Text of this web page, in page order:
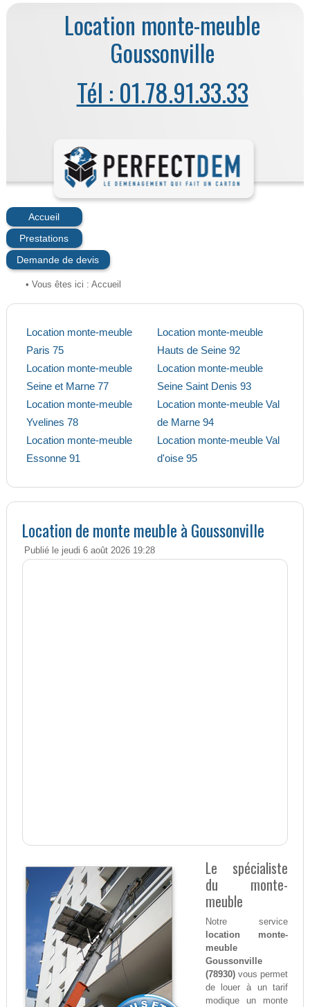
Location monte-meuble
Goussonville
Tél : 01.78.91.33.33
Accueil
Prestations
Demande de devis
• Vous êtes ici : Accueil
Location monte-meuble
Paris 75
Location monte-meuble
Seine et Marne 77
Location monte-meuble
Yvelines 78
Location monte-meuble
Essonne 91
Location monte-meuble
Hauts de Seine 92
Location monte-meuble
Seine Saint Denis 93
Location monte-meuble Val
de Marne 94
Location monte-meuble Val
d'oise 95
Location de monte meuble à Goussonville
Publié le jeudi 6 août 2026 19:28
Le spécialiste
du monte-
meuble
Notre service
location monte-
meuble
Goussonville
(78930)vous permet
de louer à un tarif
modique un monte